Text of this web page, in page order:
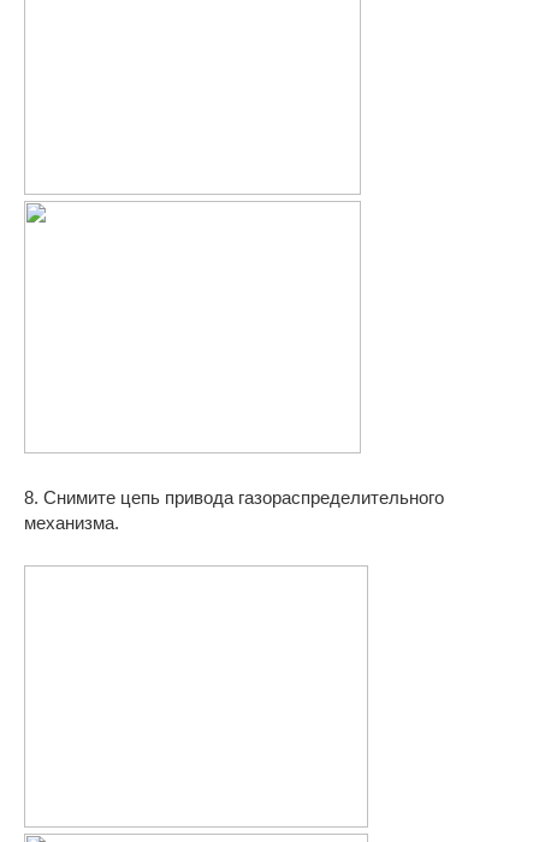
8. Снимите цепь привода газораспределительного
механизма.